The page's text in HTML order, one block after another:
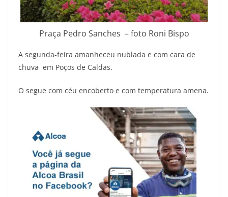
Praça Pedro Sanches – foto Roni Bispo
A segunda-feira amanheceu nublada e com cara de
chuva em Poços de Caldas.
O segue com céu encoberto e com temperatura amena.